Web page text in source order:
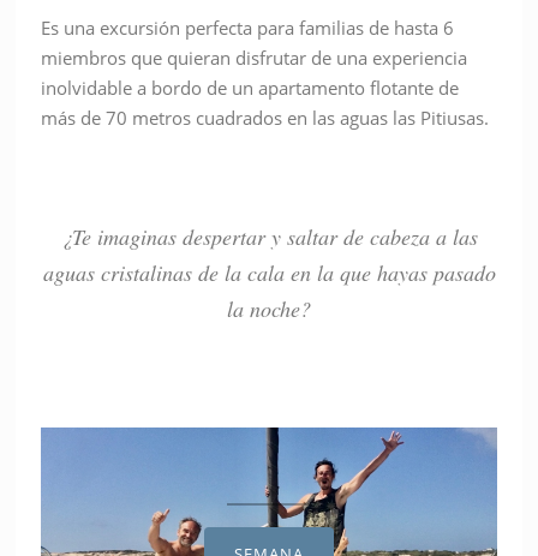
Es una excursión perfecta para familias de hasta 6
miembros que quieran disfrutar de una experiencia
inolvidable a bordo de un apartamento flotante de
más de 70 metros cuadrados en las aguas las Pitiusas.
¿Te imaginas despertar y saltar de cabeza a las
aguas cristalinas de la cala en la que hayas pasado
la noche?